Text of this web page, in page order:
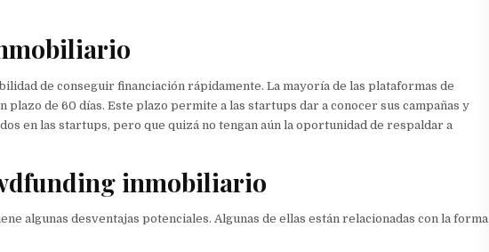
de conseguir financiación rápidamente. La mayoría de las plataformas de
plazo de 60 días. Este plazo permite a las startups dar a conocer sus campañas y
en las startups, pero que quizá no tengan aún la oportunidad de respaldar a
inmobiliario
algunas desventajas potenciales. Algunas de ellas están relacionadas con la forma